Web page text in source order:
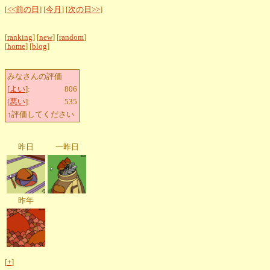
[<<前の日 ] [今月 ] [次の日>>]
[ranking] [new] [random]
[home] [blog]
みなさんの評価
[よい]:
806
[悪い]:
535
↑評価してください
昨日 一昨日
昨年
[+]